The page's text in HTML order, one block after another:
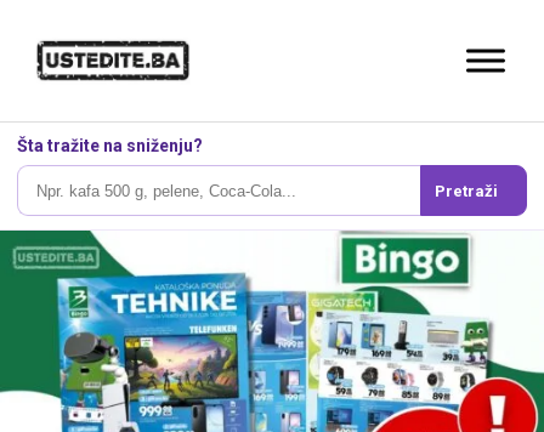
Šta tražite na sniženju?
Pretraži